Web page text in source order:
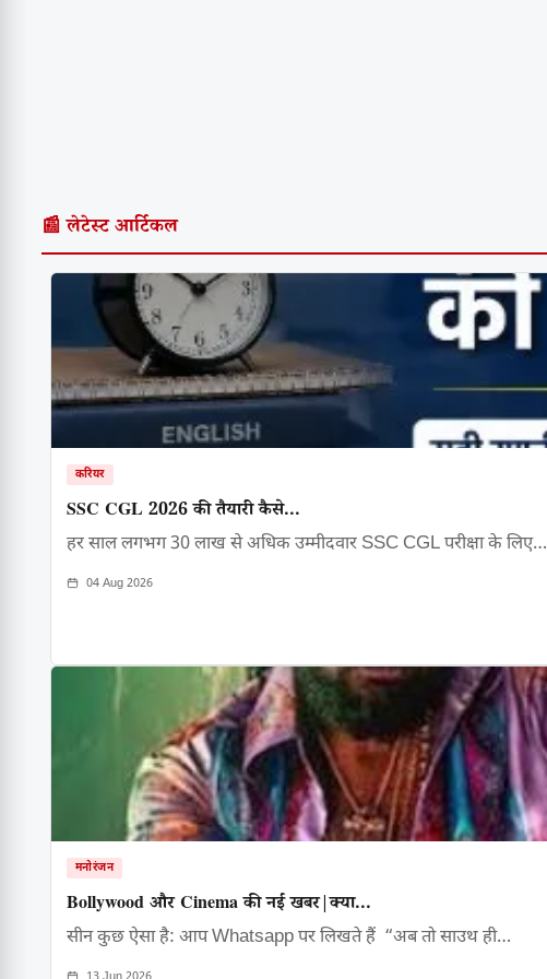
📰 लेटेस्ट आर्टिकल
करियर
SSC CGL 2026 की तैयारी कैसे...
हर साल लगभग 30 लाख से अधिक उम्मीदवार SSC CGL परीक्षा के लिए…
04 Aug 2026
मनोरंजन
Bollywood और Cinema की नई खबर|क्या...
सीन कुछ ऐसा है: आप Whatsapp पर लिखते हैं “अब तो साउथ ही…